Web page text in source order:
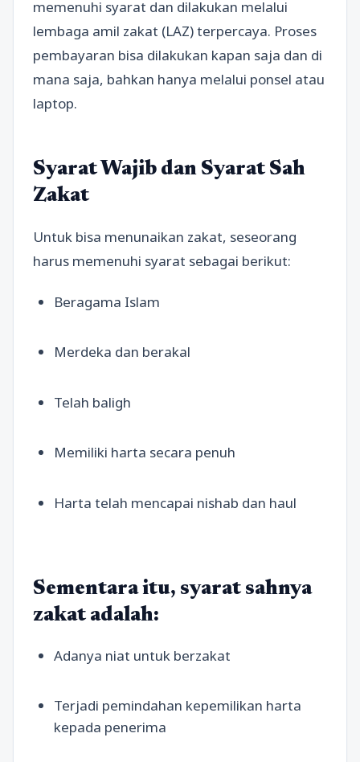
memenuhi syarat dan dilakukan melalui
lembaga amil zakat (LAZ) terpercaya. Proses
pembayaran bisa dilakukan kapan saja dan di
mana saja, bahkan hanya melalui ponsel atau
laptop.
Syarat Wajib dan Syarat Sah
Zakat
Untuk bisa menunaikan zakat, seseorang
harus memenuhi syarat sebagai berikut:
Beragama Islam
Merdeka dan berakal
Telah baligh
Memiliki harta secara penuh
Harta telah mencapai nishab dan haul
Sementara itu, syarat sahnya
zakat adalah:
Adanya niat untuk berzakat
Terjadi pemindahan kepemilikan harta
kepada penerima